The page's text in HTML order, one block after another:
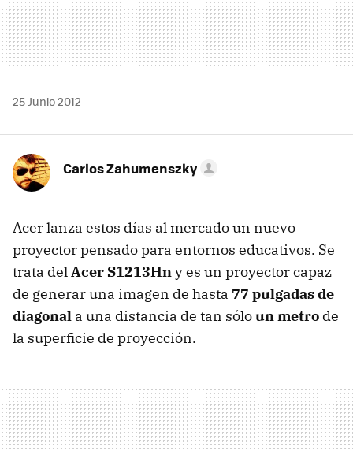
25 Junio 2012
Carlos Zahumenszky
Acer lanza estos días al mercado un nuevo
proyector pensado para entornos educativos. Se
trata delAcer S1213Hny es un proyector capaz
de generar una imagen de hasta 77 pulgadas de
diagonal a una distancia de tan sóloun metro de
la superficie de proyección.